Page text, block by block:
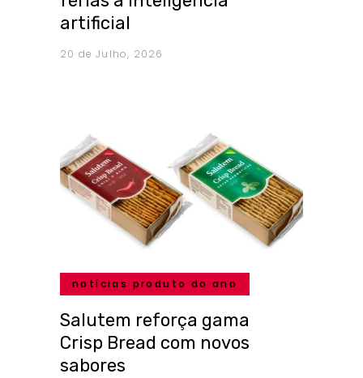
artificial
20 de Julho, 2026
notícias produto do ano
Salutem reforça gama
Crisp Bread com novos
sabores